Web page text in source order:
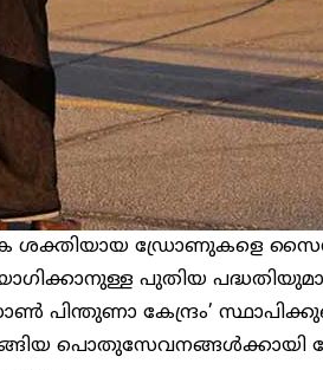
ശക്തിയായ ഡ്രോണുകളെ
പുതിയ
പിന്തുണാ കേന്ദ്രം’
പൊതുസേവനങ്ങൾക്കായി